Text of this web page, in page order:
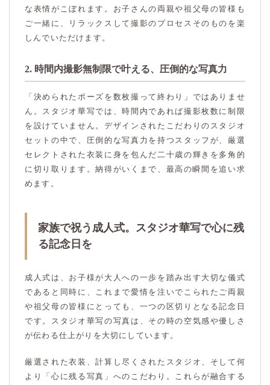
な表情がこぼれます。お子さんの両親や祖父母の皆様も
ご一緒に、リラックスして撮影のプロセスそのものを楽
しんでいただけます。
2. 時間内撮影無制限で叶える、圧倒的な写真力
「決められたポーズを数枚撮って終わり」ではありませ
ん。スタジオ華写では、時間内であれば撮影枚数に制限
を設けていません。デザインされたこだわりのスタジオ
セットの中で、圧倒的な写真力を持つスタッフが、厳選
セレクトされた衣装に身を包んだ二十歳の輝きを多角的
に切り取ります。納得がいくまで、最高の瞬間を追い求
めます。
家族で祝う成人式。スタジオ華写で心に残
る記念日を
成人式は、お子様が大人への一歩を踏み出す大切な儀式
であると同時に、これまで愛情を注いでこられたご両親
や祖父母の皆様にとっても、一つの区切りとなる記念日
です。スタジオ華写の写真は、その時の空気感や優しさ
が伝わる仕上がりを大切にしています。
厳選された衣装、計算し尽くされたスタジオ、そして何
より「心に残る写真」へのこだわり。これらが融合する